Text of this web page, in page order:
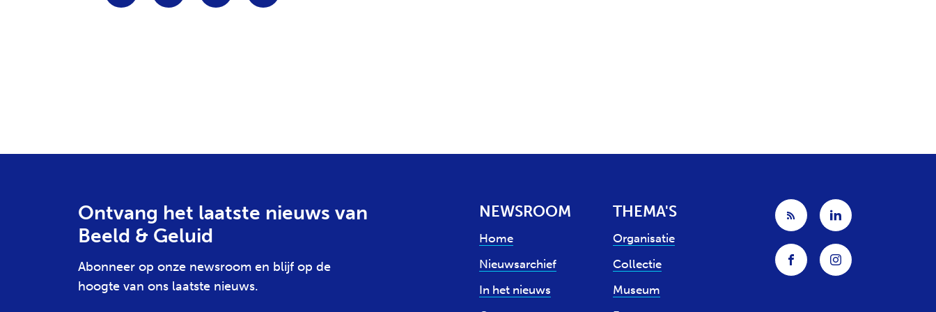
Ontvang het laatste nieuws van
Beeld & Geluid
Abonneer op onze newsroom en blijf op de
hoogte van ons laatste nieuws.
NEWSROOM
Home
Nieuwsarchief
In het nieuws
THEMA'S
Organisatie
Collectie
Museum